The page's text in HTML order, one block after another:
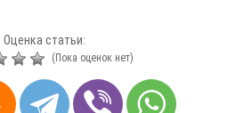
Оценка статьи:
(Пока оценок нет)